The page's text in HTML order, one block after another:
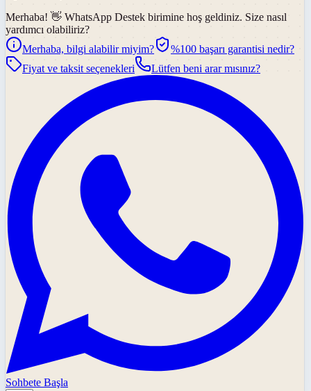
Merhaba! 👋 WhatsApp Destek birimine hoş geldiniz. Size nasıl
yardımcı olabiliriz?
Merhaba, bilgi alabilir miyim?
%100 başarı garantisi nedir?
Fiyat ve taksit seçenekleri
Lütfen beni arar mısınız?
Sohbete Başla